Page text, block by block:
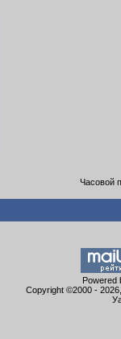
Часовой
Powered
Copyright ©2000 -